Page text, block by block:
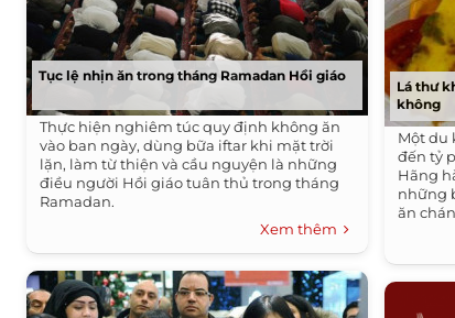
Tục lệ nhịn ăn trong tháng Ramadan Hồi giáo
Thực hiện nghiêm túc quy định không ăn
vào ban ngày, dùng bữa iftar khi mặt trời
lặn, làm từ thiện và cầu nguyện là những
điều người Hồi giáo tuân thủ trong tháng
Ramadan.
Xem thêm
Lá thư
không
Một du
đến tỷ
Hãng
những
ăn